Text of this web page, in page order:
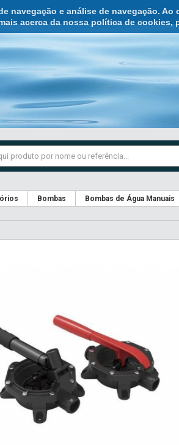
navegação e análise de navegação.
acerca da nossa política de cookies,
Bombas Bombas de Água Manuais